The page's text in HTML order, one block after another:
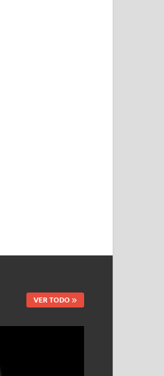
VER TODO